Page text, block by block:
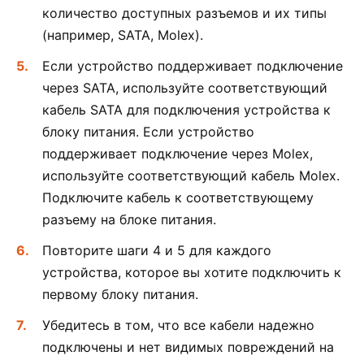
количество доступных разъемов и их типы
(например, SATA, Molex).
Если устройство поддерживает подключение
через SATA, используйте соответствующий
кабель SATA для подключения устройства к
блоку питания. Если устройство
поддерживает подключение через Molex,
используйте соответствующий кабель Molex.
Подключите кабель к соответствующему
разъему на блоке питания.
Повторите шаги 4 и 5 для каждого
устройства, которое вы хотите подключить к
первому блоку питания.
Убедитесь в том, что все кабели надежно
подключены и нет видимых повреждений на